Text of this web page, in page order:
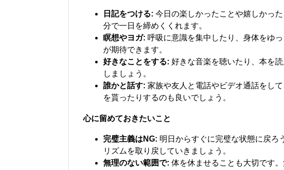
日記をつける: 今日の楽しかったことや嬉しかっ
分で一日を締めくくれます。
瞑想やヨガ: 呼吸に意識を集中したり、身体をゆ
が期待できます。
好きなことをする: 好きな音楽を聴いたり、本を
しましょう。
誰かと話す: 家族や友人と電話やビデオ通話をし
を貰ったりするのも良いでしょう。
心に留めておきたいこと
完璧主義はNG: 明日からすぐに完璧な状態に戻ろ
リズムを取り戻していきましょう。
無理のない範囲で: 体を休ませることも大切です